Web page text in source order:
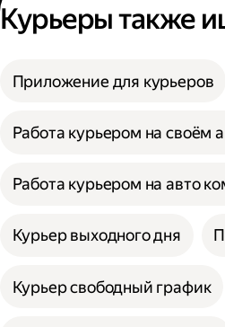
Курьеры также
Приложение для курьеров
Работа курьером на своём
Работа курьером на авто
Курьер выходного дня
Курьер свободный график